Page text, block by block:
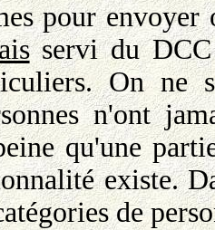
pour
servi du DCC
On ne
n'ont
qu'une
existe.
de